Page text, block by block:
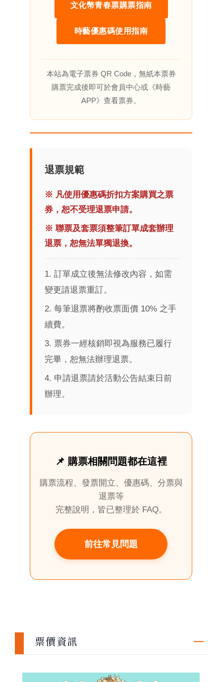
文化幣青春票購票指南
時藝優惠碼使用指南
本站為電子票券 QR Code，無紙本票券
購票完成後即可於會員中心或《時藝
APP》查看票券。
退票規範
※ 凡使用優惠碼折扣方案購買之票
券，恕不受理退票申請。
※ 聯票及套票須整筆訂單成套辦理
退票，恕無法單獨退換。
1. 訂單成立後無法修改內容，如需
變更請退票重訂。
2. 每筆退票將酌收票面價 10% 之手
續費。
3. 票券一經核銷即視為服務已履行
完畢，恕無法辦理退票。
4. 申請退票請於活動公告結束日前
辦理。
📌 購票相關問題都在這裡
購票流程、發票開立、優惠碼、分票與
退票等
完整說明，皆已整理於 FAQ。
前往常見問題
票價資訊